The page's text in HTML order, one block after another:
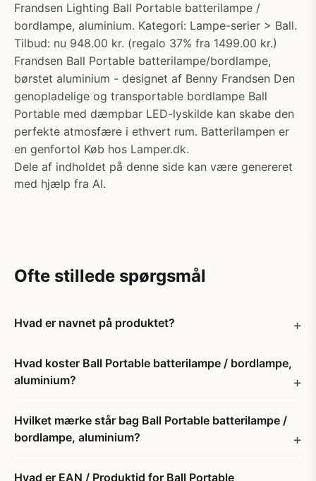
Frandsen Lighting Ball Portable batterilampe /
bordlampe, aluminium. Kategori: Lampe-serier > Ball.
Tilbud: nu 948.00 kr. (regalo 37% fra 1499.00 kr.)
Frandsen Ball Portable batterilampe/bordlampe,
børstet aluminium - designet af Benny Frandsen Den
genopladelige og transportable bordlampe Ball
Portable med dæmpbar LED-lyskilde kan skabe den
perfekte atmosfære i ethvert rum. Batterilampen er
en genfortol Køb hos Lamper.dk.
Dele af indholdet på denne side kan være genereret
med hjælp fra AI.
Ofte stillede spørgsmål
Hvad er navnet på produktet?
Hvad koster Ball Portable batterilampe / bordlampe,
aluminium?
Hvilket mærke står bag Ball Portable batterilampe /
bordlampe, aluminium?
Hvad er EAN / Produktid for Ball Portable